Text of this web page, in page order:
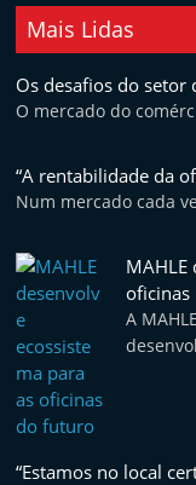
Mais Lidas
Os desafios do setor
O mercado do
“A rentabilidade da
Num mercado cada
MAHLE
oficinas
A
“Estamos no local